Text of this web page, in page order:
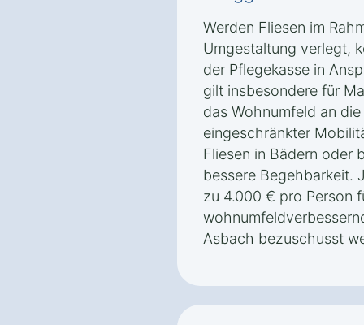
Werden Fliesen im
Umgestaltung verlegt,
der Pflegekasse in
gilt insbesondere für
das Wohnumfeld an
eingeschränkter
Fliesen in Bädern oder
bessere Begehbarkeit.
zu 4.000 € pro Person
Asbach bezuschusst